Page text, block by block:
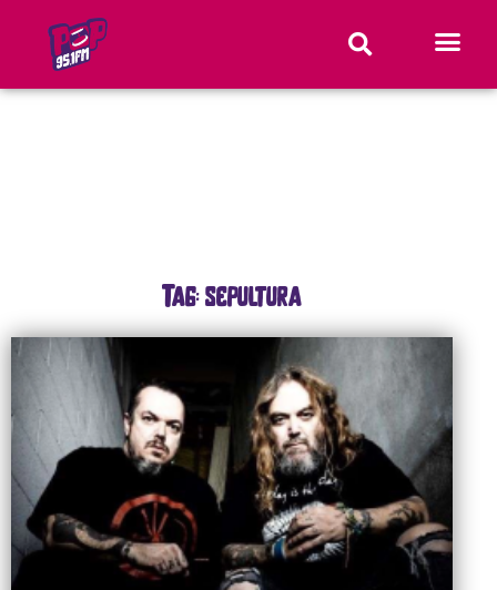
Tag: sepultura